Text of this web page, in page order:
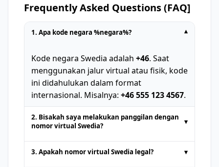
Frequently Asked Questions (FAQ]
1. Apa kode negara %negara%? ▾
Kode negara Swedia adalah +46. Saat
menggunakan jalur virtual atau fisik, kode
ini didahulukan dalam format
internasional. Misalnya: +46 555 123 4567.
2. Bisakah saya melakukan panggilan dengan
nomor virtual Swedia?
▾
Nomor telepon sementara yang
disediakan oleh platform SMS online
3. Apakah nomor virtual Swedia legal? ▾